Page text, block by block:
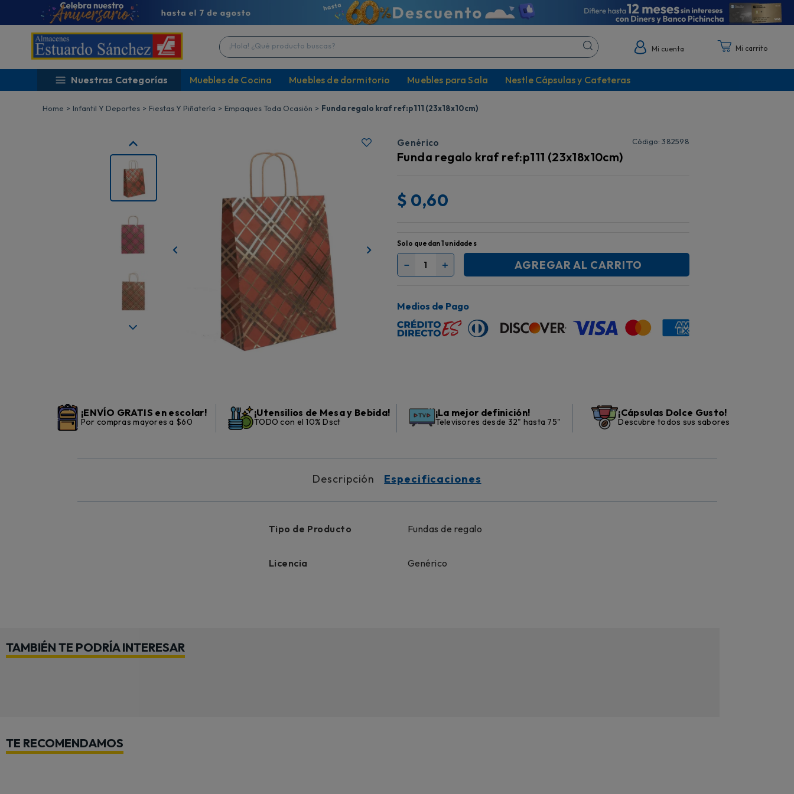
¡Hola! ¿Qué producto buscas?
Mi cuenta
Nuestras Categorías Muebles de Cocina Muebles de dormitorio Muebles para Sala Nestle Cápsulas y Cafeteras
Infantil Y Deportes Fiestas Y Piñatería Empaques Toda Ocasión Funda regalo kraf ref:p111 (23x18x10cm)
Genérico : 382598
Funda regalo kraf ref:p111 (23x18x10cm)
$ 0,60
Solo quedan1 unidades
＋
－ AGREGAR AL CARRITO
Medios de Pago
¡ENVÍO GRATIS en escolar!
Por compras mayores a $60
¡Utensilios de Mesa y Bebida!
TODO con el 10% Dsct
¡La mejor definición!
Televisores desde 32" hasta 75"
¡Cápsulas Dolce Gusto!
Descubre todos sus sabores
Descripción Especificaciones
Tipo de Producto Fundas de regalo
Licencia Genérico
TAMBIÉN TE PODRÍA INTERESAR
TE RECOMENDAMOS